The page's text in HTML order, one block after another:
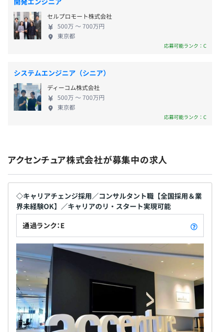
セルプロモート株式会社
500万 〜 700万円
東京都
応募可能ランク：C
システムエンジニア（シニア）
ディーコム株式会社
500万 〜 700万円
東京都
応募可能ランク：C
アクセンチュア株式会社が募集中の求人
◇キャリアチェンジ採用／コンサルタント職【全国採用＆業
界未経験OK】／キャリアのリ・スタート実現可能
通過ランク：E